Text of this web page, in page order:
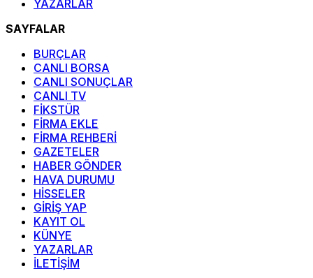
YAZARLAR
SAYFALAR
BURÇLAR
CANLI BORSA
CANLI SONUÇLAR
CANLI TV
FİKSTÜR
FİRMA EKLE
FİRMA REHBERİ
GAZETELER
HABER GÖNDER
HAVA DURUMU
HİSSELER
GİRİŞ YAP
KAYIT OL
KÜNYE
YAZARLAR
İLETİŞİM